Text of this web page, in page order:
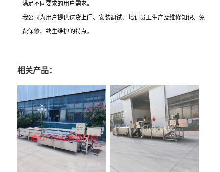
满足不同要求的用户需求。
我公司为用户提供送货上门、安装调试、培训员工生产及维修知识、免
费保修、终生维护的特点。
相关产品：